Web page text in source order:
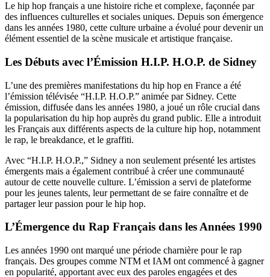
Le hip hop français a une histoire riche et complexe, façonnée par
des influences culturelles et sociales uniques. Depuis son émergence
dans les années 1980, cette culture urbaine a évolué pour devenir un
élément essentiel de la scène musicale et artistique française.
Les Débuts avec l’Émission H.I.P. H.O.P. de Sidney
L’une des premières manifestations du hip hop en France a été
l’émission télévisée “H.I.P. H.O.P.” animée par Sidney. Cette
émission, diffusée dans les années 1980, a joué un rôle crucial dans
la popularisation du hip hop auprès du grand public. Elle a introduit
les Français aux différents aspects de la culture hip hop, notamment
le rap, le breakdance, et le graffiti.
Avec “H.I.P. H.O.P.,” Sidney a non seulement présenté les artistes
émergents mais a également contribué à créer une communauté
autour de cette nouvelle culture. L’émission a servi de plateforme
pour les jeunes talents, leur permettant de se faire connaître et de
partager leur passion pour le hip hop.
L’Émergence du Rap Français dans les Années 1990
Les années 1990 ont marqué une période charnière pour le rap
français. Des groupes comme NTM et IAM ont commencé à gagner
en popularité, apportant avec eux des paroles engagées et des